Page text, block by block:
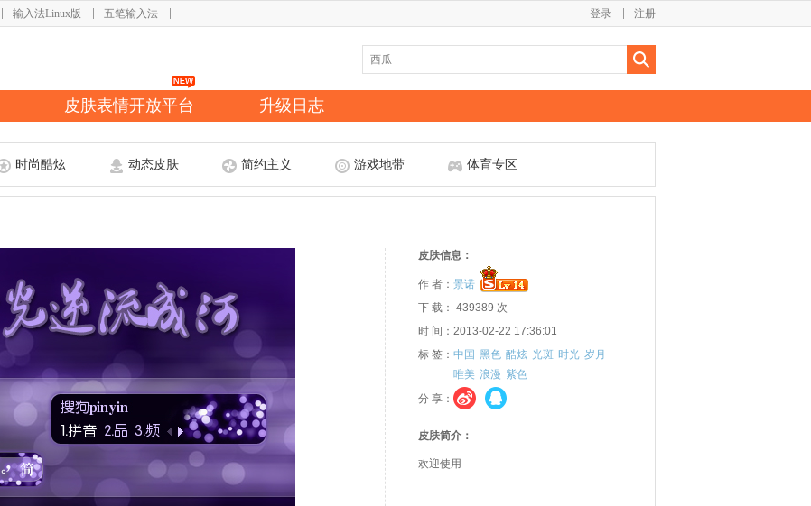
输入法Linux版 五笔输入法 注册
登录
皮肤表情开放平台 升级日志
时尚酷炫 动态皮肤 简约主义 游戏地带 体育专区
皮肤信息：
作 者： 景诺
下 载： 439389 次
时 间：2013-02-22 17:36:01
标 签： 中国 黑色 酷炫 光斑 时光 岁月
唯美 浪漫 紫色
分 享：
皮肤简介：
欢迎使用